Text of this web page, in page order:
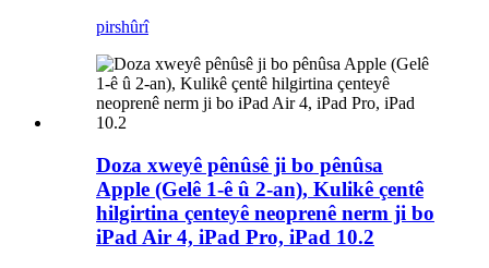
pirshûrî
Doza xweyê pênûsê ji bo pênûsa
Apple (Gelê 1-ê û 2-an), Kulikê çentê
hilgirtina çenteyê neoprenê nerm ji bo
iPad Air 4, iPad Pro, iPad 10.2